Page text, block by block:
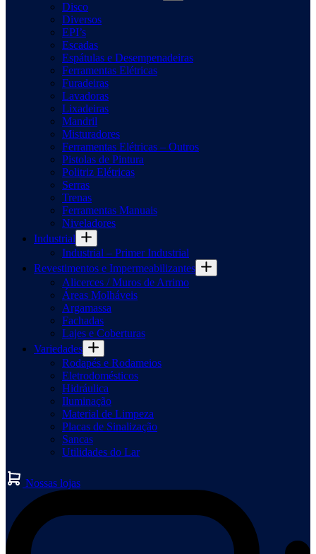
Disco
Diversos
EPI’s
Escadas
Espátulas e Desempenadeiras
Ferramentas Elétricas
Furadeiras
Lavadoras
Lixadeiras
Mandril
Misturadores
Ferramentas Elétricas – Outros
Pistolas de Pintura
Politriz Elétricas
Serras
Trenas
Ferramentas Manuais
Niveladores
Industrial
Industrial – Primer Industrial
Revestimentos e Impermeabilizantes
Alicerces / Muros de Arrimo
Áreas Molháveis
Argamassa
Fachadas
Lajes e Coberturas
Variedades
Rodapés e Rodameios
Eletrodomésticos
Hidráulica
Iluminação
Material de Limpeza
Placas de Sinalização
Sancas
Utilidades do Lar
Nossas lojas